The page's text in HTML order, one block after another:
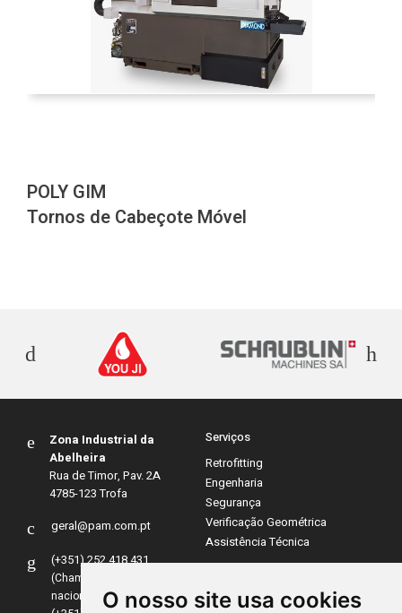
O nosso site usa cookies
POLY GIM
Tornos de Cabeçote Móvel
Zona Industrial da
Abelheira
Rua de Timor, Pav. 2A
4785-123 Trofa
geral@pam.com.pt
(+351) 252 418 431
(Chamada para rede fixa
nacional)
Serviços
Retrofitting
Engenharia
Segurança
Verificação Geométrica
Assistência Técnica